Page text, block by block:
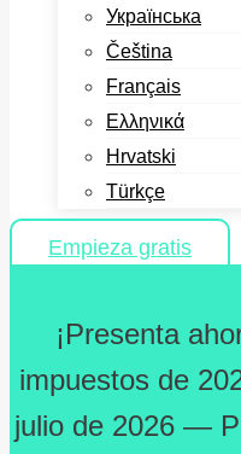
Українська
Čeština
Français
Ελληνικά
Hrvatski
Türkçe
Empieza gratis
¡Presenta
impuestos de
julio de 2026 —